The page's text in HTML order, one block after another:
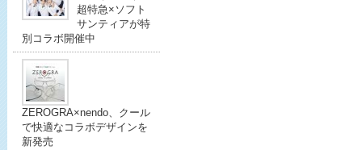
超特急×ソフト
サンティアが特
別コラボ開催中
ZEROGRA×nendo、クール
で快適なコラボデザインを
新発売